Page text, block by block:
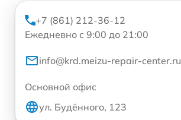
+7 (861) 212-36-12
Ежедневно с 9:00 до 21:00
info@krd.meizu-repair-center.ru
Основной офис
ул. Будённого, 123